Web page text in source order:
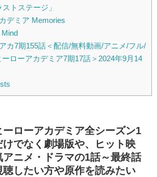
トステージ」
デミア Memories
カ7期155話＜配信/無料動画/アニメ/フル/
ローアカデミア7期17話＞2024年9月14
ーローアカデミア全シーズン1
けでなく劇場版や、ヒット映
アニメ・ドラマの1話～最終話
聴したい方や原作を読みたい